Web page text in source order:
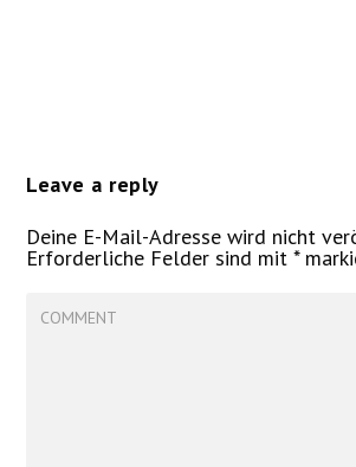
Leave a reply
Deine E-Mail-Adresse wird nicht
Erforderliche Felder sind mit*